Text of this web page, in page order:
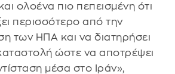
ολοένα πιο πεπεισμένη ότι
περισσότερο από την
των ΗΠΑ και να διατηρήσει
ώστε να αποτρέψει
μέσα στο Ιράν»,